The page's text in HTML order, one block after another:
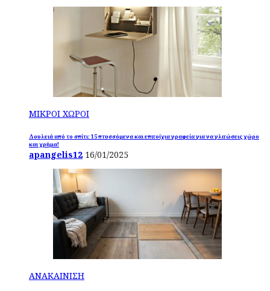
ΜΙΚΡΟΙ ΧΩΡΟΙ
Δουλειά από το σπίτι: 15 πτυσσόμενα και επιτοίχια γραφεία για να γλιτώσεις χώρο
και χρήμα!
apangelis12 16/01/2025
ΑΝΑΚΑΙΝΙΣΗ